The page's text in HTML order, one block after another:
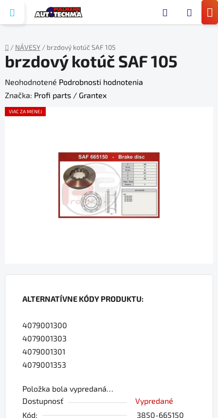
obsah
Domov
/ NÁVESY / brzdový kotúč SAF 105
ALTERNATÍVNE KÓDY PRODUKTU:
4079001300
4079001303
4079001301
4079001353
Položka bola vypredaná…
Dostupnosť
Vypredané
Kód:
3850-665150
brzdový kotúč SAF 105
Priemerné
hodnotenie
produktu
Neohodnotené Podrobnosti hodnotenia
Značka: Profi parts / Grantex
VIAC ZA MENEJ